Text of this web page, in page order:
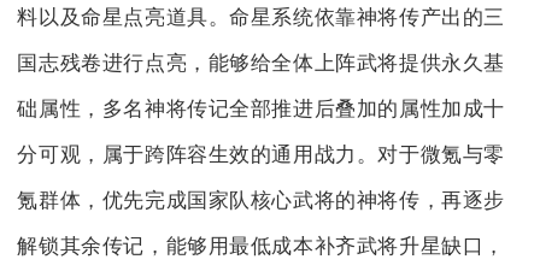
料以及命星点亮道具。命星系统依靠神将传产出的三
国志残卷进行点亮，能够给全体上阵武将提供永久基
础属性，多名神将传记全部推进后叠加的属性加成十
分可观，属于跨阵容生效的通用战力。对于微氪与零
氪群体，优先完成国家队核心武将的神将传，再逐步
解锁其余传记，能够用最低成本补齐武将升星缺口，